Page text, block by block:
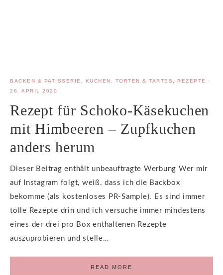
BACKEN & PATISSERIE, KUCHEN, TORTEN & TARTES, REZEPTE
·
26. APRIL 2020
Rezept für Schoko-Käsekuchen
mit Himbeeren – Zupfkuchen
anders herum
Dieser Beitrag enthält unbeauftragte Werbung Wer mir
auf Instagram folgt, weiß. dass ich die Backbox
bekomme (als kostenloses PR-Sample). Es sind immer
tolle Rezepte drin und ich versuche immer mindestens
eines der drei pro Box enthaltenen Rezepte
auszuprobieren und stelle…
READ MORE